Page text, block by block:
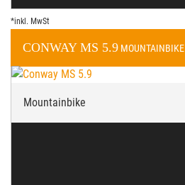
*inkl. MwSt
CONWAY MS 5.9 MOUNTAINBIKE
Mountainbike